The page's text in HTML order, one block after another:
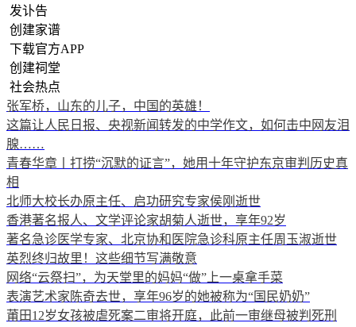
发讣告
创建家谱
下载官方APP
创建祠堂
社会热点
张军桥，山东的儿子，中国的英雄！
这篇让人民日报、央视新闻转发的中学作文，如何击中网友泪
腺……
青春华章丨打捞“沉默的证言”，她用十年守护东京审判历史真
相
北师大校长办原主任、启功研究专家侯刚逝世
香港著名报人、文学评论家胡菊人逝世，享年92岁
著名急诊医学专家、北京协和医院急诊科原主任周玉淑逝世
英烈终归故里！这些细节写满敬意
网络“云祭扫”，为天堂里的妈妈“做”上一桌拿手菜
表演艺术家陈奇去世，享年96岁的她被称为“国民奶奶”
莆田12岁女孩被虐死案二审将开庭，此前一审继母被判死刑